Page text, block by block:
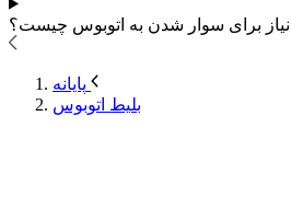
برای سوار شدن به اتوبوس چیست؟
بلیط اتوبوس